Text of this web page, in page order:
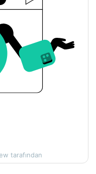
/ $<0.000001
/ $<0.000001
/ $<0.000001
$0,00001371
94.38%
tarafından